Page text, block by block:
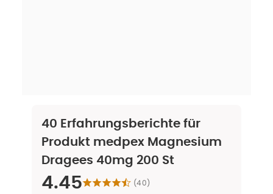
40 Erfahrungsberichte für
Produkt medpex Magnesium
Dragees 40mg 200 St
4.45 (40)